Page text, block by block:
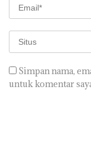
Simpan nama,
untuk komentar